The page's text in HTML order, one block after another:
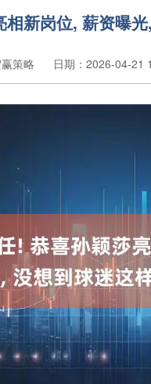
新岗位, 薪资曝
策略 日期：2026-04-21